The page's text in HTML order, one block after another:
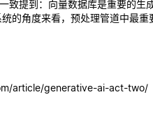
致提到：向量数据库是重要的生
的角度来看，预处理管道中最重
article/generative-ai-act-two/